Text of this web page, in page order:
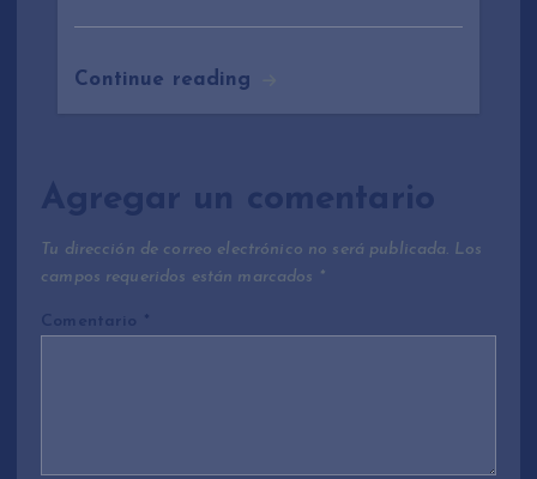
Continue reading
Agregar un comentario
Tu dirección de correo electrónico no será publicada. Los
campos requeridos están marcados *
Comentario *